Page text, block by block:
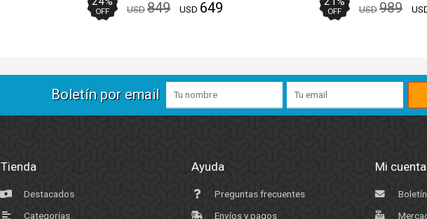
OFF USD849 USD 649 OFF USD989
Boletín por email
Tienda
Destacados
Categorías
Ayuda
Preguntas frecuentes
Envíos y pagos
Mi cuenta